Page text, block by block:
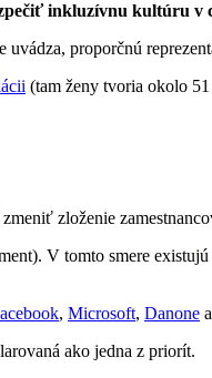
inkluzívnu kultúru v
proporčnú
(tam ženy tvoria okolo
zloženie
V tomto smere existujú
, Microsoft, Danone
ako jedna z priorít.